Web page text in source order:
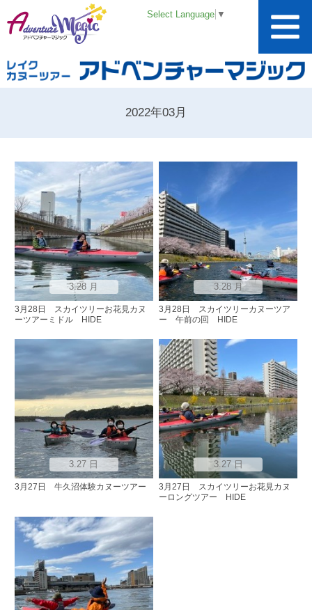
Select Language ▼
2022年03月
3.28 月
3月28日 スカイツリーお花見カヌ
ーツアーミドル HIDE
3.28 月
3月28日 スカイツリーカヌーツア
ー 午前の回 HIDE
3.27 日
3月27日 牛久沼体験カヌーツアー
3.27 日
3月27日 スカイツリーお花見カヌ
ーロングツアー HIDE